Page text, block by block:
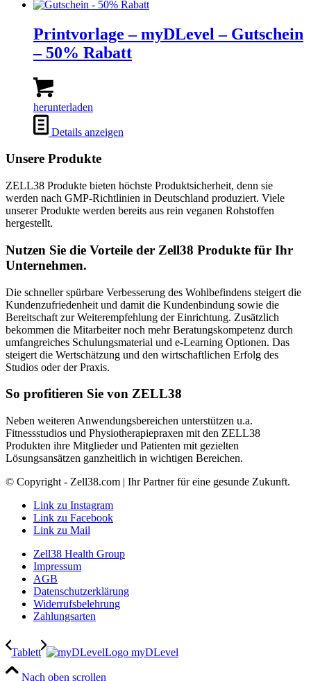
Printvorlage – myDLevel – Gutschein
– 50% Rabatt
herunterladen
Details anzeigen
Unsere Produkte
ZELL38 Produkte bieten höchste Produktsicherheit, denn sie
werden nach GMP-Richtlinien in Deutschland produziert. Viele
unserer Produkte werden bereits aus rein veganen Rohstoffen
hergestellt.
Nutzen Sie die Vorteile der Zell38 Produkte für Ihr
Unternehmen.
Die schneller spürbare Verbesserung des Wohlbefindens steigert die
Kundenzufriedenheit und damit die Kundenbindung sowie die
Bereitschaft zur Weiterempfehlung der Einrichtung. Zusätzlich
bekommen die Mitarbeiter noch mehr Beratungskompetenz durch
umfangreiches Schulungsmaterial und e-Learning Optionen. Das
steigert die Wertschätzung und den wirtschaftlichen Erfolg des
Studios oder der Praxis.
So profitieren Sie von ZELL38
Neben weiteren Anwendungsbereichen unterstützen u.a.
Fitnessstudios und Physiotherapiepraxen mit den ZELL38
Produkten ihre Mitglieder und Patienten mit gezielten
Lösungsansätzen ganzheitlich in wichtigen Bereichen.
© Copyright - Zell38.com | Ihr Partner für eine gesunde Zukunft.
Link zu Instagram
Link zu Facebook
Link zu Mail
Zell38 Health Group
Impressum
AGB
Datenschutzerklärung
Widerrufsbelehrung
Zahlungsarten
Tablett Logo myDLevel
Nach oben scrollen